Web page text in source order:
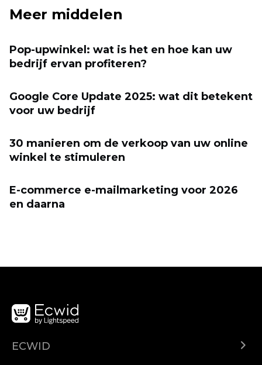
Meer middelen
Pop-upwinkel: wat is het en hoe kan uw
bedrijf ervan profiteren?
Google Core Update 2025: wat dit betekent
voor uw bedrijf
30 manieren om de verkoop van uw online
winkel te stimuleren
E-commerce e-mailmarketing voor 2026
en daarna
ECWID